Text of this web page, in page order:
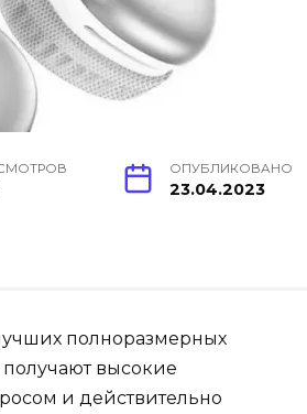
ОПУБЛИКОВАНО
23.04.2023
полноразмерных
высокие
и действительно